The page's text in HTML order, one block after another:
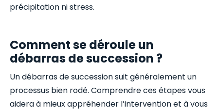
précipitation ni stress.
Comment se déroule un
débarras de succession ?
Un débarras de succession suit généralement un
processus bien rodé. Comprendre ces étapes vous
aidera à mieux appréhender l’intervention et à vous